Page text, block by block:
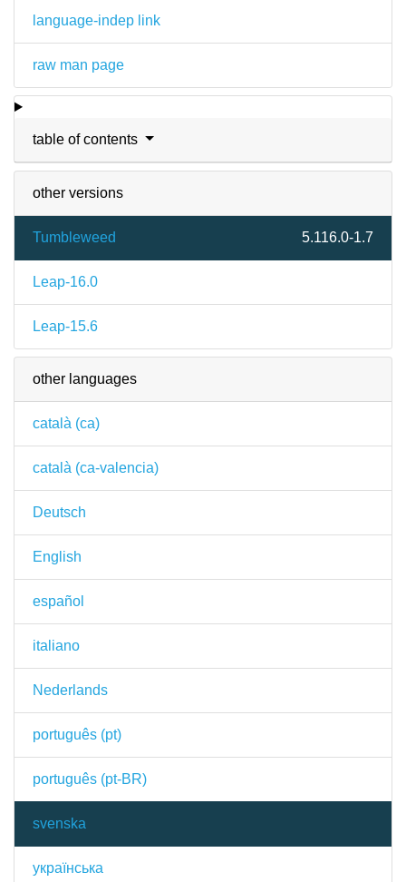
language-indep link
raw man page
table of contents
other versions
Tumbleweed 5.116.0-1.7
Leap-16.0
Leap-15.6
other languages
català (ca)
català (ca-valencia)
Deutsch
English
español
italiano
Nederlands
português (pt)
português (pt-BR)
svenska
українська